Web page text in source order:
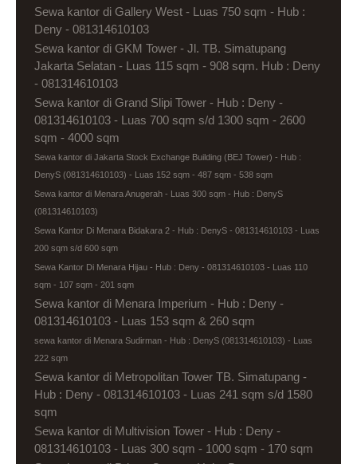
Sewa kantor di Gallery West - Luas 750 sqm - Hub :
Deny - 081314610103
Sewa kantor di GKM Tower - Jl. TB. Simatupang
Jakarta Selatan - Luas 115 sqm - 908 sqm. Hub : Deny
- 081314610103
Sewa kantor di Grand Slipi Tower - Hub : Deny -
081314610103 - Luas 700 sqm s/d 1300 sqm - 2600
sqm - 4000 sqm
Sewa kantor di Jakarta Stock Exchange Building (BEJ Tower) - Hub :
DenyS (081314610103) - Luas 152 sqm - 487 sqm - 538 sqm
Sewa kantor di Menara Anugerah - Luas 300 sqm - Hub : DenyS
(081314610103)
Sewa Kantor Di Menara Bidakara 2 - Hub : DenyS - 081314610103 - Luas
200 sqm s/d 600 sqm
Sewa Kantor Di Menara Hijau - Hub : Deny - 081314610103 - Luas 110
sqm - 107 sqm - 201 sqm
Sewa kantor di Menara Imperium - Hub : Deny -
081314610103 - Luas 153 sqm & 260 sqm
sewa kantor di Menara Sudirman - Hub : DenyS (081314610103) - Luas
222 sqm
Sewa kantor di Metropolitan Tower TB. Simatupang -
Hub : Deny - 081314610103 - Luas 241 sqm s/d 1580
sqm
Sewa kantor di Multivision Tower - Hub : Deny -
081314610103 - Luas 300 sqm - 1000 sqm - 170 sqm